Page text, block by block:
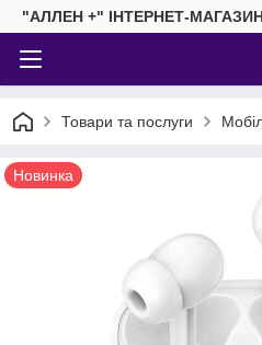
"АЛЛЕН +" ІНТЕРНЕТ-
Товари та послуги
Новинка